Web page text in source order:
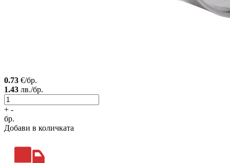
0.73 €/бр.
1.43 лв./бр.
+ -
бр.
Добави в количката